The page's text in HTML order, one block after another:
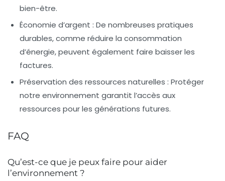
bien-être.
Économie d’argent : De nombreuses pratiques
durables, comme réduire la consommation
d’énergie, peuvent également faire baisser les
factures.
Préservation des ressources naturelles : Protéger
notre environnement garantit l’accès aux
ressources pour les générations futures.
FAQ
Qu’est-ce que je peux faire pour aider
l’environnement ?